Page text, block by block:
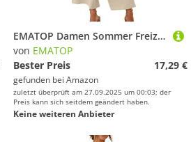
EMATOP Damen Sommer Freizeitanzug Casual Zweiteiler Yoga Outfit Baumwolle Leinen Jogginganzug Locker Elegant Hosenanzug mit Taschen Fitnessanzug Lässig Einfarbig Tank Top und Hose Activewear
von EMATOP
Bester Preis
17,29 €
gefunden bei Amazon
zuletzt überprüft am 27.09.2025 um 00:03; der
Preis kann sich seitdem geändert haben.
Keine weiteren Anbieter